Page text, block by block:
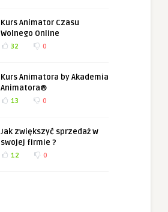
Kurs Animator Czasu
Wolnego Online
32 0
Kurs Animatora by Akademia
Animatora®
13 0
Jak zwiększyć sprzedaż w
swojej firmie ?
12 0